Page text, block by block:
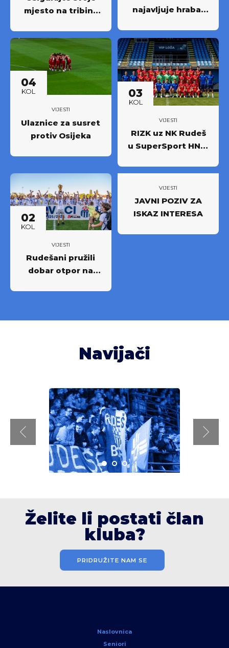
mjesto na tribini:
godišnjih ulaznica
NK Rudeš za
prvoligašku
sezonu 2026/27.!
najavljuje hrabar
04
KOL
VIJESTI
Ulaznice za susret
protiv Osijeka
03
KOL
VIJESTI
RIZK uz NK Rudeš
u SuperSport HNL-
novi iskorak među
najboljima
02
KOL
VIJESTI
Rudešani pružili
dobar otpor na
VIJESTI
JAVNI POZIV ZA
ISKAZ INTERESA
Navijači
Želite li postati član
kluba?
PRIDRUŽITE NAM SE
Naslovnica
Seniori